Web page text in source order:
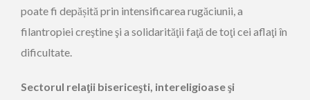
poate fi depășită prin intensificarea rugăciunii, a
filantropiei creştine şi a solidarităţii faţă de toţi cei aflaţi în
dificultate.
Sectorul relaţii bisericeşti, intereligioase şi